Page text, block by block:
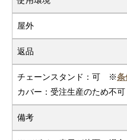
屋外
返品
チェーンスタンド：可 ※条
カバー：受注生産のため不可
備考